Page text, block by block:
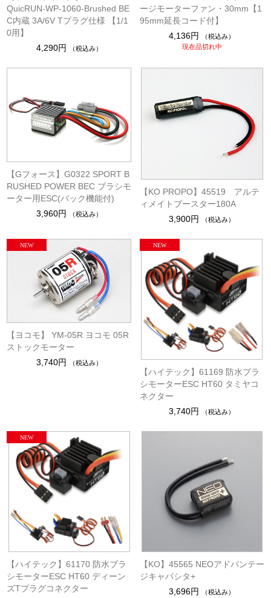
QuicRUN-WP-1060-Brushed BE
C内蔵 3A/6V Tプラグ仕様 【1/1
0用】
4,290円
（税込み）
ージモーターファン・30mm【1
95mm延長コード付】
4,136円
（税込み）
現在品切れ中
【Gフォース】G0322 SPORT B
RUSHED POWER BEC ブラシモ
ーター用ESC(バック機能付)
3,960円
（税込み）
【KO PROPO】45519 アルテ
ィメイトブースター180A
3,900円
（税込み）
【ヨコモ】 YM-05R ヨコモ 05R
ストックモーター
3,740円
（税込み）
【ハイテック】61169 防水ブラ
シモーターESC HT60 タミヤコ
ネクター
3,740円
（税込み）
【ハイテック】61170 防水ブラ
シモーターESC HT60 ディーン
ズTプラグコネクター
【KO】45565 NEOアドバンテー
ジキャパシタ+
3,696円
（税込み）